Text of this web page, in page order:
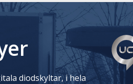
diodskyltar, i hela